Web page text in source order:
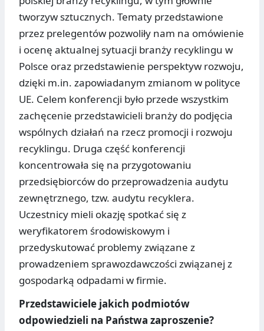
tworzyw sztucznych. Tematy przedstawione
przez prelegentów pozwoliły nam na omówienie
i ocenę aktualnej sytuacji branży recyklingu w
Polsce oraz przedstawienie perspektyw rozwoju,
dzięki m.in. zapowiadanym zmianom w polityce
UE. Celem konferencji było przede wszystkim
zachęcenie przedstawicieli branży do podjęcia
wspólnych działań na rzecz promocji i rozwoju
recyklingu. Druga część konferencji
koncentrowała się na przygotowaniu
przedsiębiorców do przeprowadzenia audytu
zewnętrznego, tzw. audytu recyklera.
Uczestnicy mieli okazję spotkać się z
weryfikatorem środowiskowym i
przedyskutować problemy związane z
prowadzeniem sprawozdawczości związanej z
gospodarką odpadami w firmie.
Przedstawiciele jakich podmiotów
odpowiedzieli na Państwa zaproszenie?